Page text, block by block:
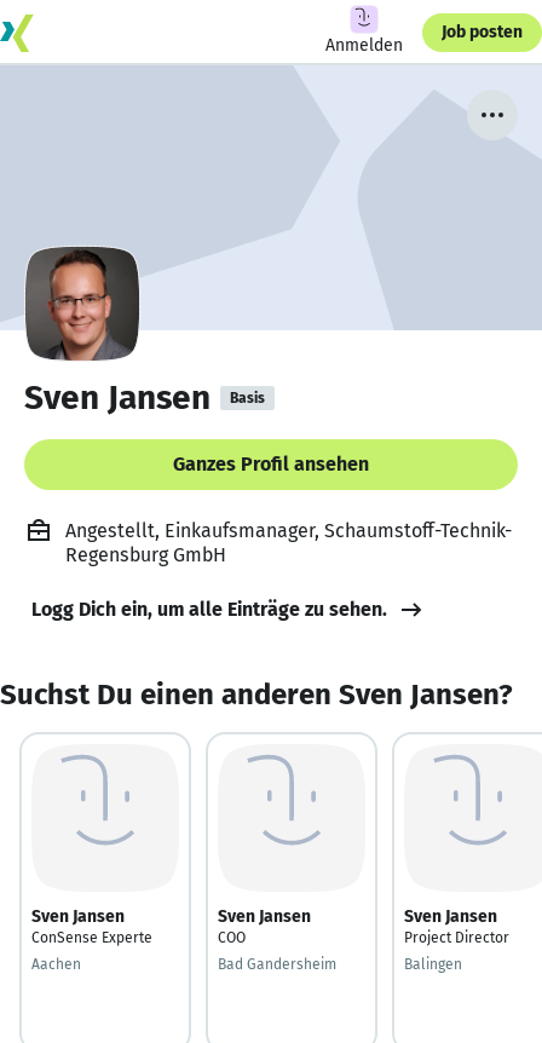
Anmelden
Job posten
Sven Jansen Basis
Ganzes Profil ansehen
Angestellt, Einkaufsmanager, Schaumstoff-Technik-
Regensburg GmbH
Logg Dich ein, um alle Einträge zu sehen.
Suchst Du einen anderen Sven Jansen?
Sven Jansen
ConSense Experte
Aachen
Sven Jansen
COO
Bad Gandersheim
Sven Jansen
Project Director
Balingen